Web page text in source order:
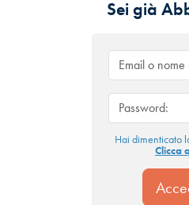
Sei già
Hai dimenticato
Clicca